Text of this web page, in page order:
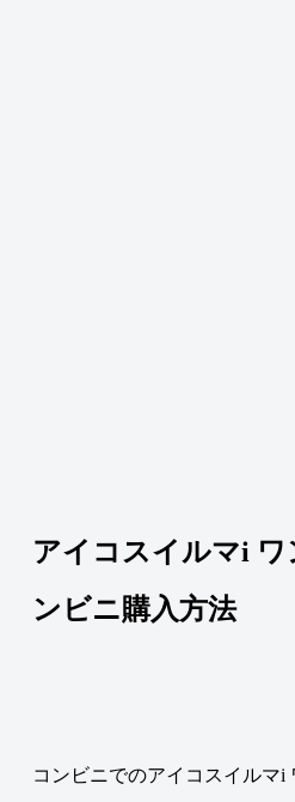
アイコスイルマi ワ
ンビニ購入方法
コンビニでのアイコスイルマi